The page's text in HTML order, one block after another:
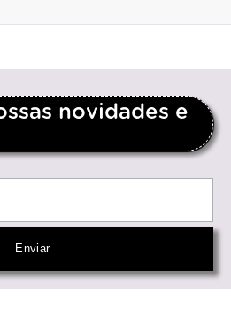
novidades e